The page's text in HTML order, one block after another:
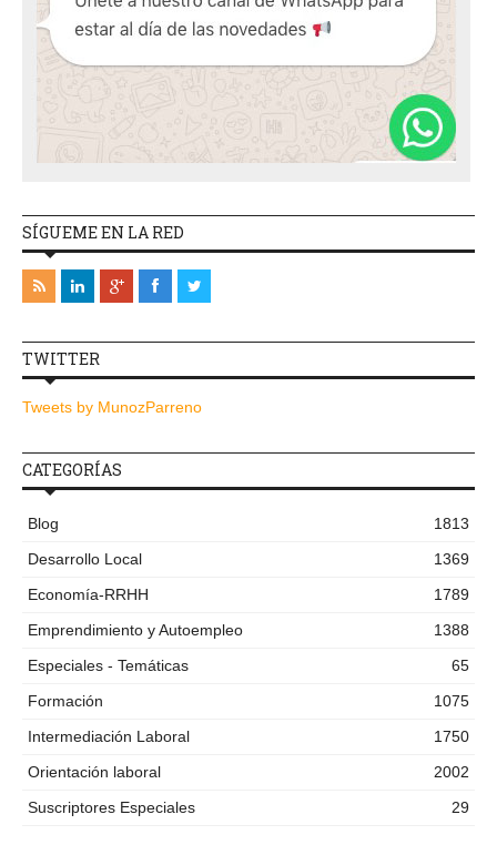
SÍGUEME EN LA RED
TWITTER
Tweets by MunozParreno
CATEGORÍAS
Blog
1813
Desarrollo Local
1369
Economía-RRHH
1789
Emprendimiento y Autoempleo
1388
Especiales - Temáticas
65
Formación
1075
Intermediación Laboral
1750
Orientación laboral
2002
Suscriptores Especiales
29